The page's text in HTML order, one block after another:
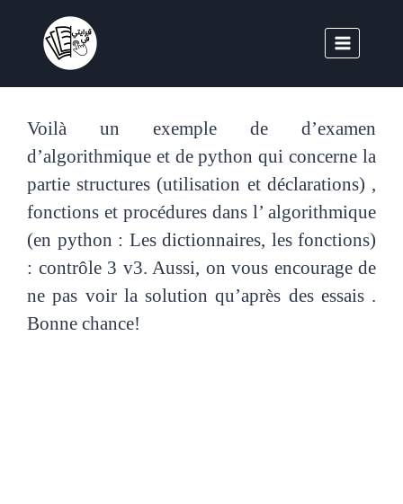
Voilà un exemple de d’examen
d’algorithmique et de python qui concerne la
partie structures (utilisation et déclarations) ,
fonctions et procédures dans l’ algorithmique
(en python : Les dictionnaires, les fonctions)
: contrôle 3 v3. Aussi, on vous encourage de
ne pas voir la solution qu’après des essais .
Bonne chance!